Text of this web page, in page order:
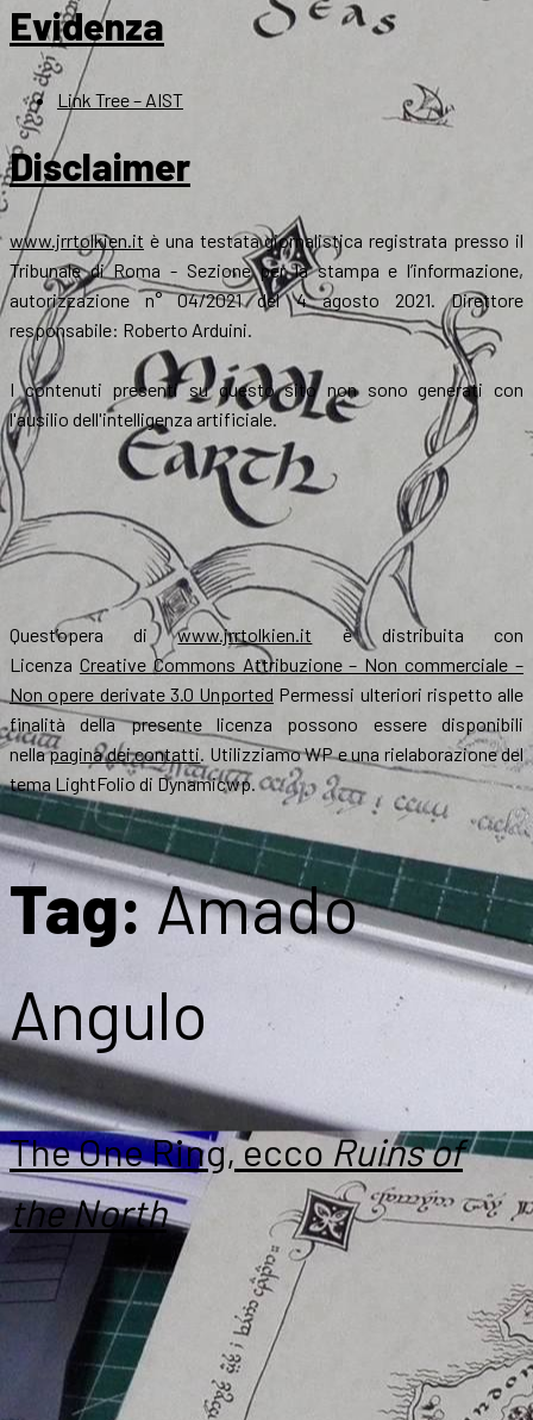
Evidenza
Link Tree – AIST
Disclaimer
www.jrrtolkien.it è una testata giornalistica registrata presso il
Tribunale di Roma - Sezione per la stampa e l’informazione,
autorizzazione n° 04/2021 del 4 agosto 2021. Direttore
responsabile: Roberto Arduini.
I contenuti presenti su questo sito non sono generati con
l'ausilio dell'intelligenza artificiale.
Quest’opera diwww.jrrtolkien.it è distribuita con
Licenza Creative Commons Attribuzione – Non commerciale –
Non opere derivate 3.0 Unported Permessi ulteriori rispetto alle
finalità della presente licenza possono essere disponibili
nellapagina dei contatti. Utilizziamo WP e una rielaborazione del
tema LightFolio di Dynamicwp.
Tag:Amado
Angulo
The One Ring, eccoRuins of
the North